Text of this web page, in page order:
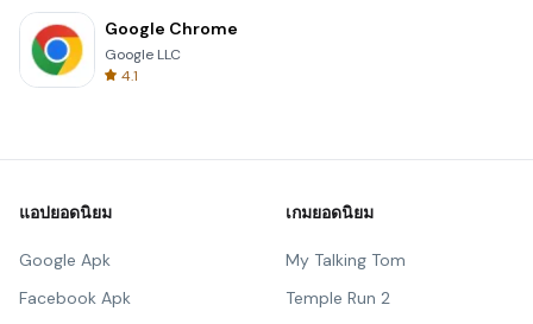
Google Chrome
Google LLC
4.1
แอปยอดนิยม
Google Apk
Facebook Apk
เกมยอดนิยม
My Talking Tom
Temple Run 2